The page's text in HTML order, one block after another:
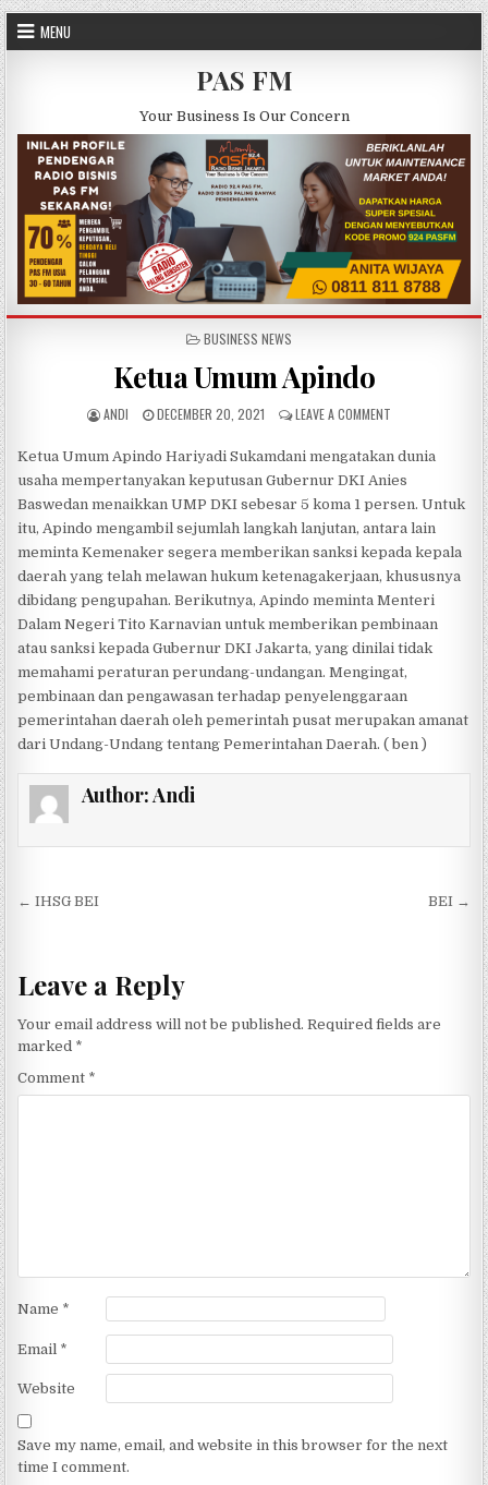
Skip to content
MENU
PAS FM
Your Business Is Our Concern
POSTED IN
BUSINESS NEWS
Ketua Umum Apindo
AUTHOR:
ANDI PUBLISHED DATE:
DECEMBER 20, 2021 LEAVE A COMMENTON KETUA UMUM
Ketua Umum Apindo Hariyadi Sukamdani mengatakan dunia
usaha mempertanyakan keputusan Gubernur DKI Anies
Baswedan menaikkan UMP DKI sebesar 5 koma 1 persen. Untuk
itu, Apindo mengambil sejumlah langkah lanjutan, antara lain
meminta Kemenaker segera memberikan sanksi kepada kepala
daerah yang telah melawan hukum ketenagakerjaan, khususnya
dibidang pengupahan. Berikutnya, Apindo meminta Menteri
Dalam Negeri Tito Karnavian untuk memberikan pembinaan
atau sanksi kepada Gubernur DKI Jakarta, yang dinilai tidak
memahami peraturan perundang-undangan. Mengingat,
pembinaan dan pengawasan terhadap penyelenggaraan
pemerintahan daerah oleh pemerintah pusat merupakan amanat
dari Undang-Undang tentang Pemerintahan Daerah. ( ben )
Author:Andi
Post navigation
← IHSG BEI BEI →
Leave a Reply
Your email address will not be published. Required fields are
marked *
Comment *
Name *
Email *
Website
Save my name, email, and website in this browser for the next
time I comment.